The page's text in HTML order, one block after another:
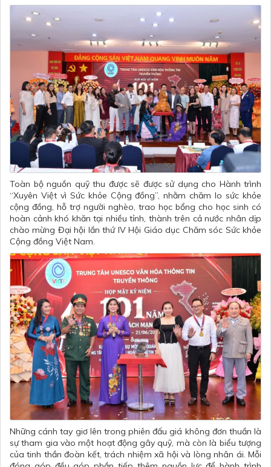
Toàn bộ nguồn quỹ thu được sẽ được sử dụng cho Hành trình
“Xuyên Việt vì Sức khỏe Cộng đồng”, nhằm chăm lo sức khỏe
cộng đồng, hỗ trợ người nghèo, trao học bổng cho học sinh có
hoàn cảnh khó khăn tại nhiều tỉnh, thành trên cả nước nhân dịp
chào mừng Đại hội lần thứ IV Hội Giáo dục Chăm sóc Sức khỏe
Cộng đồng Việt Nam.
Những cánh tay giơ lên trong phiên đấu giá không đơn thuần là
sự tham gia vào một hoạt động gây quỹ, mà còn là biểu tượng
của tinh thần đoàn kết, trách nhiệm xã hội và lòng nhân ái. Mỗi